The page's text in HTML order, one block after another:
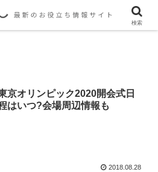
生活に役立つ情報をご紹介します
京オリンピック2020開会式日
はいつ?会場周辺情報も
2018.08.28
検索